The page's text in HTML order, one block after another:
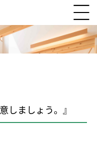
しましょう。』